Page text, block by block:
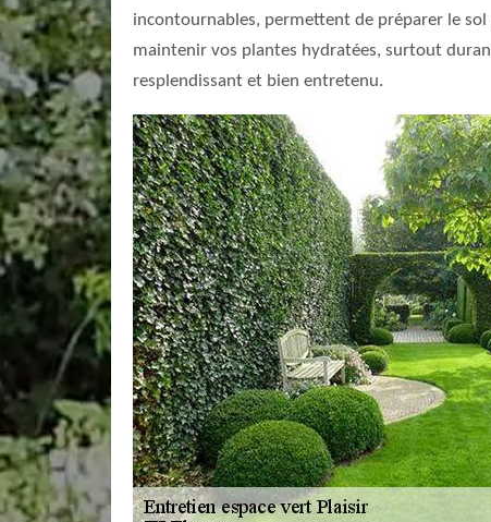
incontournables, permettent de préparer le
maintenir vos plantes hydratées, surtout
resplendissant et bien entretenu.